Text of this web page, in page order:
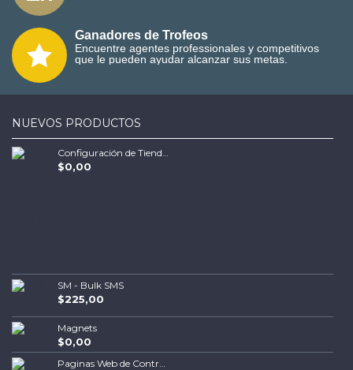
Ganadores de Trofeos
Encuentre agentes professionales y competitivos
que le pueden ayudar alcanzar sus metas.
NUEVOS PRODUCTOS
Configuración de Tienda Shopify | Soluciones Escalables de Comercio Electrónico
$0,00
SM - Bulk SMS
$225,00
Magnets
$0,00
Paginas Web de Contratistas